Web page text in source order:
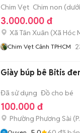
Chim Vẹt Chim non
3.000.000 đ
Xã Tân Xuân (Xã Hóc
Chim Vẹt Cảnh TPHCM
Giày búp bê Bitis
Đã sử dụng Đồ cho bé
100.000 đ
Phường Phương Sài (